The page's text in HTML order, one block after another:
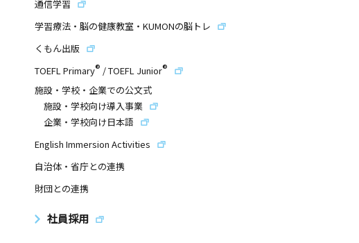
通信学習
学習療法・脳の健康教室・KUMONの脳トレ
くもん出版
TOEFL Primary® /TOEFL Junior®
施設・学校・企業での公文式
施設・学校向け導入事業
企業・学校向け日本語
English Immersion Activities
自治体・省庁との連携
財団との連携
社員採用